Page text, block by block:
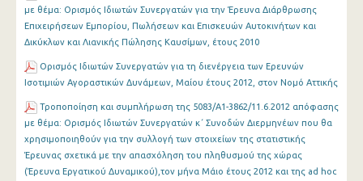
με θέμα: Ορισμός Ιδιωτών Συνεργατών για την Έρευνα Διάρθρωσης
Επιχειρήσεων Εμπορίου, Πωλήσεων και Επισκευών Αυτοκινήτων και
Δικύκλων και Λιανικής Πώλησης Καυσίμων, έτους 2010
Ορισμός Ιδιωτών Συνεργατών για τη διενέργεια των Ερευνών
Ισοτιμιών Αγοραστικών Δυνάμεων, Μαίου έτους 2012, στον Νομό Αττικής
Τροποποίηση και συμπλήρωση της 5083/Α1-3862/11.6.2012 απόφασης
με θέμα: Ορισμός Ιδιωτών Συνεργατών κ΄ Συνοδών Διερμηνέων που θα
χρησιμοποιηθούν για την συλλογή των στοιχείων της στατιστικής
Έρευνας σχετικά με την απασχόληση του πληθυσμού της χώρας
(Έρευνα Εργατικού Δυναμικού),τον μήνα Μάιο έτους 2012 και της ad hoc